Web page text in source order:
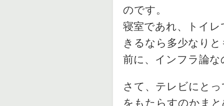
のです。
寝室であれ、トイ
きるなら多少なり
前に、インフラ論な
さて、テレビにと
をもたらすのかま